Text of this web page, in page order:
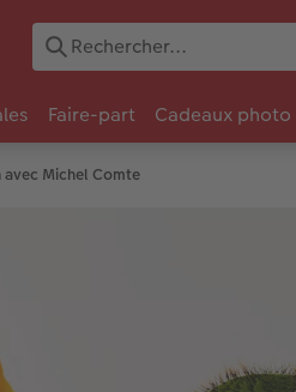
Faire-part Cadeaux photo
avec Michel Comte